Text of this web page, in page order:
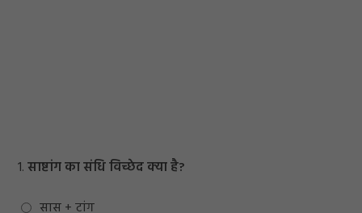
1.साष्टांग का संधि विच्छेद क्या है?
सास + टांग